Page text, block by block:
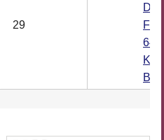
29
D
F：
64
K
B）